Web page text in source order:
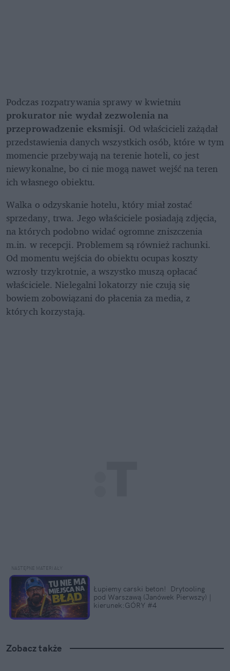
Podczas rozpatrywania sprawy w kwietniu
prokurator nie wydał zezwolenia na
przeprowadzenie eksmisji. Od właścicieli zażądał
przedstawienia danych wszystkich osób, które w tym
momencie przebywają na terenie hoteli, co jest
niewykonalne, bo ci nie mogą nawet wejść na teren
ich własnego obiektu.
Walka o odzyskanie hotelu, który miał zostać
sprzedany, trwa. Jego właściciele posiadają zdjęcia,
na których podobno widać ogromne zniszczenia
m.in. w recepcji. Problemem są również rachunki.
Od momentu wejścia do obiektu ocupas koszty
wzrosły trzykrotnie, a wszystko muszą opłacać
właściciele. Nielegalni lokatorzy nie czują się
bowiem zobowiązani do płacenia za media, z
których korzystają.
Łupiemy carski beton!  Drytooling
pod Warszawą (Janówek Pierwszy) |
kierunek:GÓRY #4
Zobacz także